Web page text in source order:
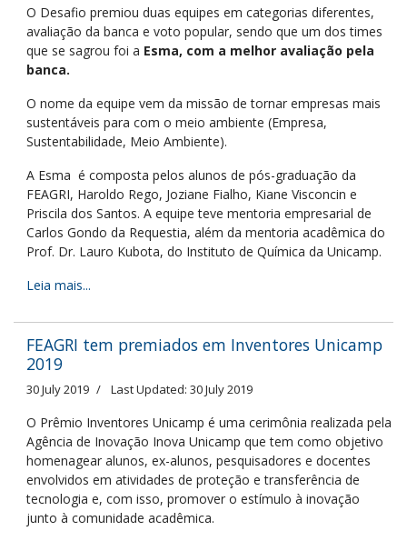
O Desafio premiou duas equipes em categorias diferentes,
avaliação da banca e voto popular, sendo que um dos times
que se sagrou foi a Esma, com a melhor avaliação pela
banca.
O nome da equipe vem da missão de tornar empresas mais
sustentáveis para com o meio ambiente (Empresa,
Sustentabilidade, Meio Ambiente).
A Esma é composta pelos alunos de pós-graduação da
FEAGRI, Haroldo Rego, Joziane Fialho, Kiane Visconcin e
Priscila dos Santos. A equipe teve mentoria empresarial de
Carlos Gondo da Requestia, além da mentoria acadêmica do
Prof. Dr. Lauro Kubota, do Instituto de Química da Unicamp.
Leia mais...
FEAGRI tem premiados em Inventores Unicamp
2019
30 July 2019 Last Updated: 30 July 2019
O Prêmio Inventores Unicamp é uma cerimônia realizada pela
Agência de Inovação Inova Unicamp que tem como objetivo
homenagear alunos, ex-alunos, pesquisadores e docentes
envolvidos em atividades de proteção e transferência de
tecnologia e, com isso, promover o estímulo à inovação
junto à comunidade acadêmica.